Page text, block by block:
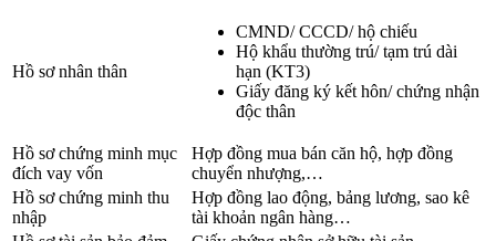
Hồ sơ nhân thân
CMND/ CCCD/ hộ chiếu
Hộ khẩu thường trú/ tạm trú dài
hạn (KT3)
Giấy đăng ký kết hôn/ chứng nhận
độc thân
Hồ sơ chứng minh mục
đích vay vốn
Hợp đồng mua bán căn hộ, hợp đồng
chuyển nhượng,…
Hồ sơ chứng minh thu
nhập
Hợp đồng lao động, bảng lương, sao kê
tài khoản ngân hàng…